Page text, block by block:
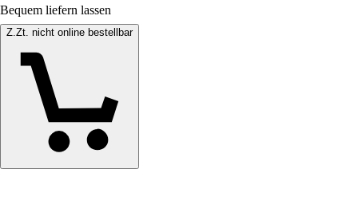
Bequem liefern lassen
Z.Zt. nicht online bestellbar